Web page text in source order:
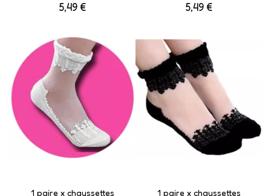
5,49 € 5,49 €
1 paire x ​chaussettes 1 paire x ​chaussettes